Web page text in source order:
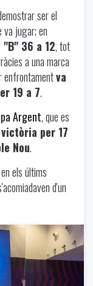
ser el
jugar; en
36 a 12, tot
a una marca
enfrontamentva
19 a 7.
Argent, que es
per 17
Nou.
els últims
d'un